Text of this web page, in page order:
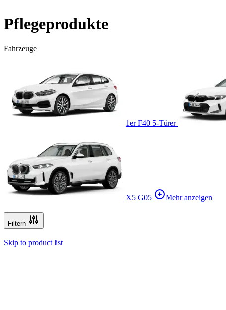
Pflegeprodukte
Fahrzeuge
1er F40 5-Türer
X5 G05 Mehr anzeigen
Filtern
Skip to product list